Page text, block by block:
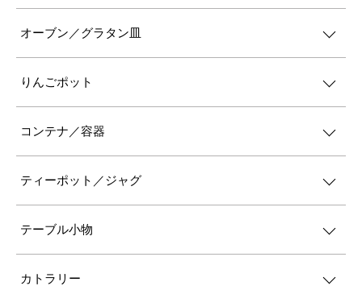
オーブン／グラタン皿
りんごポット
コンテナ／容器
ティーポット／ジャグ
テーブル小物
カトラリー